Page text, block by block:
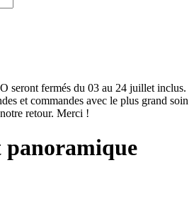
seront fermés du 03 au 24 juillet inclus.
et commandes avec le plus grand soin
retour. Merci !